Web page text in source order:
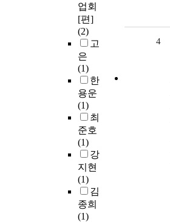
업회
[편]
(2)
고
은
(1)
한
용운
(1)
최
준호
(1)
강
지현
(1)
김
종희
(1)
4